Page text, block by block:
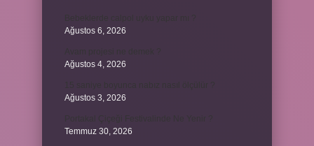
Ağustos 6, 2026
Ağustos 4, 2026
Ağustos 3, 2026
Temmuz 30, 2026